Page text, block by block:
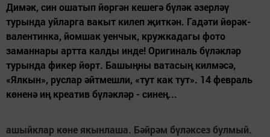
Димәк, син ошатып йөргән кешегә бүләк әзерләү
турында уйларга вакыт килеп җиткән. Гадәти йөрәк-
валентинка, йомшак уенчык, кружкадагы фото
заманнары артта калды инде! Оригиналь бүләкләр
турында фикер йөрт. Башыңны ватасың килмәсә,
«Ялкын», руслар әйтмешли, «тут как тут». 14 февраль
көненә иң креатив бүләкләр - синең...
ашыйклар көне якынлаша. Бәйрәм бүләксез булмый.